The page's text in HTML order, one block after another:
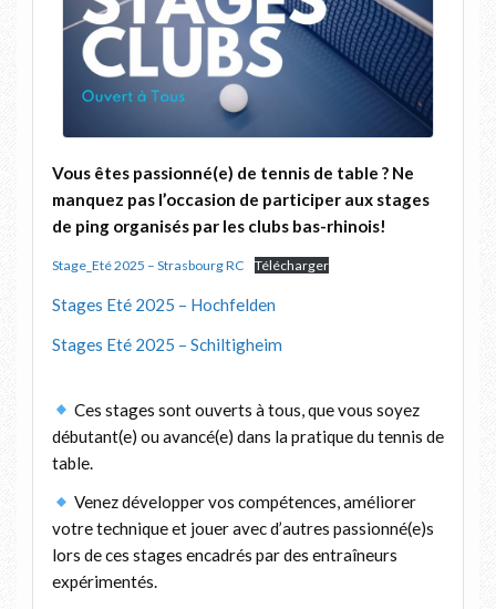
Vous êtes passionné(e) de tennis de table ? Ne
manquez pas l’occasion de participer aux stages
de ping organisés par les clubs bas-rhinois!
Stage_Eté 2025 – Strasbourg RC Télécharger
Stages Eté 2025 – Hochfelden
Stages Eté 2025 – Schiltigheim
Ces stages sont ouverts à tous, que vous soyez
débutant(e) ou avancé(e) dans la pratique du tennis de
table.
Venez développer vos compétences, améliorer
votre technique et jouer avec d’autres passionné(e)s
lors de ces stages encadrés par des entraîneurs
expérimentés.